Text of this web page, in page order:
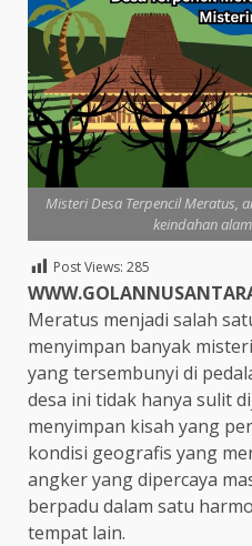
Misteri Desa Terpencil Meratus,
keindahan
Post Views: 285
Meratus menjadi salah
menyimpan banyak
yang tersembunyi di
desa ini tidak hanya sulit
menyimpan kisah yang
kondisi geografis yang
angker yang dipercaya
berpadu dalam satu
tempat lain.